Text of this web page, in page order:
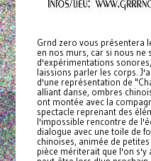
Grnd zero vous présentera
en nos murs, car si nous ne
d'expérimentations
laissions parler les corps.
d'une représentation de
alliant danse, ombres
ont montée avec la
spectacle reprenant des
l'impossible rencontre de
dialogue avec une toile de
chinoises, animée de
pièce mériterait que l'on s'y